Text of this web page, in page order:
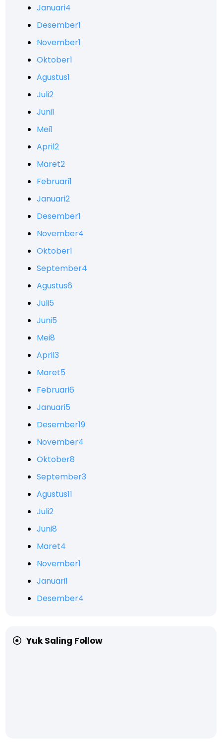
Januari4
Desember1
November1
Oktober1
Agustus1
Juli2
Juni1
Mei1
April2
Maret2
Februari1
Januari2
Desember1
November4
Oktober1
September4
Agustus6
Juli5
Juni5
Mei8
April3
Maret5
Februari6
Januari5
Desember19
November4
Oktober8
September3
Agustus11
Juli2
Juni8
Maret4
November1
Januari1
Desember4
Yuk Saling Follow